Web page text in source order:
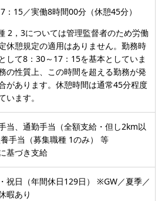
：15／実働8時間00分（休憩45分）
2，3については管理監督者のため労働
休憩規定の適用はありません。勤務時
して8：30～17：15を基本としていま
の性質上、この時間を超える勤務が発
があります。休憩時間は通常45分程度
います。
当、通勤手当（全額支給・但し2km以
手当（募集職種 1のみ） 等
基づき支給
祝日（年間休日129日） ※GW／夏季／
暇あり